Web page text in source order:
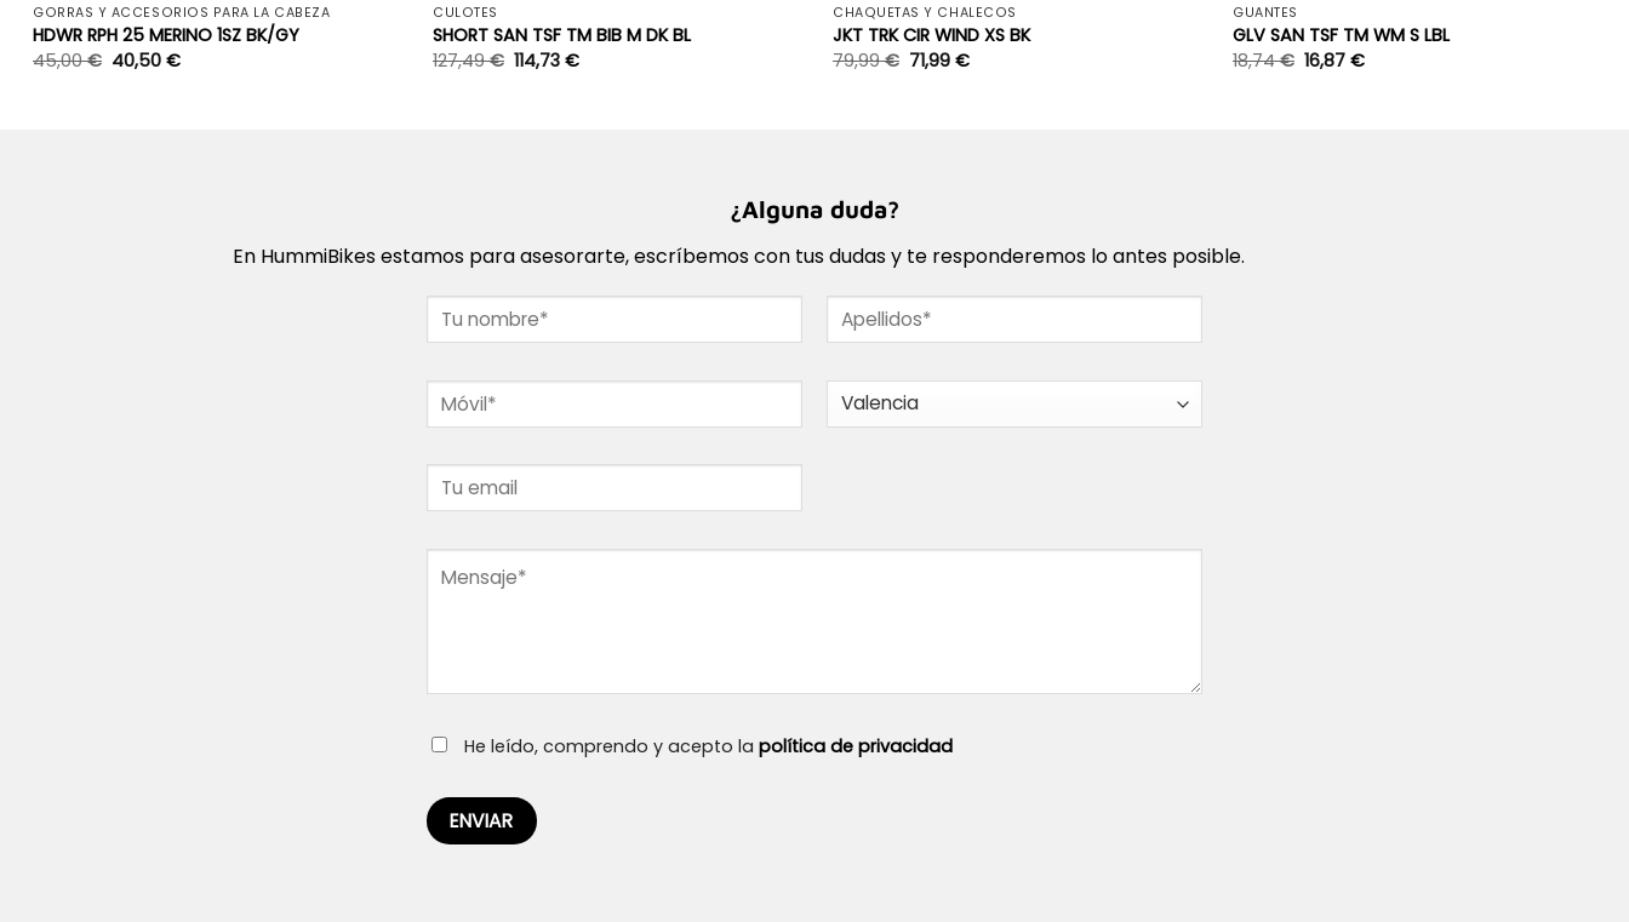
GORRAS Y ACCESORIOS PARA LA CABEZA
HDWR RPH 25 MERINO 1SZ BK/GY
45,00€ 40,50€
CULOTES
SHORT SAN TSF TM BIB M DK BL
127,49€ 114,73€
CHAQUETAS Y CHALECOS
JKT TRK CIR WIND XS BK
79,99€ 71,99€
GUANTES
GLV SAN TSF TM WM S LBL
18,74€ 16,87€
¿Alguna duda?
En HummiBikes estamos para asesorarte, escríbemos con tus dudas y te responderemos lo antes posible.
He leído, comprendo y acepto la política de privacidad